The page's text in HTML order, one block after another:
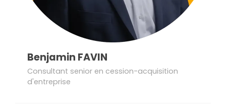
Benjamin FAVIN
Consultant senior en cession-acquisition
d'entreprise